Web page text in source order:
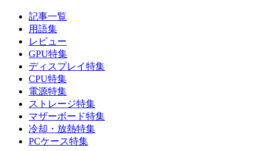
記事一覧
用語集
レビュー
GPU特集
ディスプレイ特集
CPU特集
電源特集
ストレージ特集
マザーボード特集
冷却・放熱特集
PCケース特集